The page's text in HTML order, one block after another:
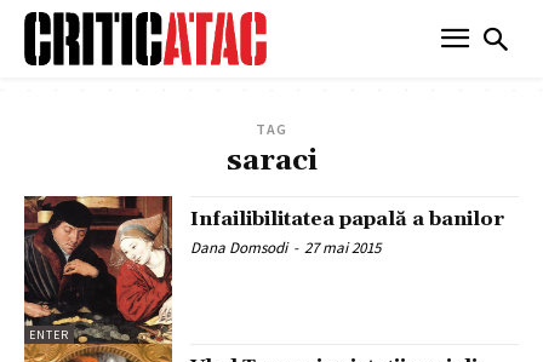
TAG
saraci
ENTER
Infailibilitatea papală a banilor
Dana Domsodi - 27 mai 2015